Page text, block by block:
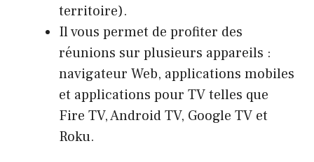
territoire).
Il vous permet de profiter des
réunions sur plusieurs appareils :
navigateur Web, applications mobiles
et applications pour TV telles que
Fire TV, Android TV, Google TV et
Roku.